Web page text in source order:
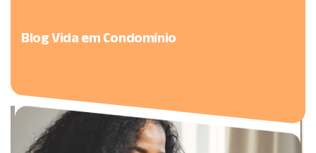
Blog Vida em Condomínio